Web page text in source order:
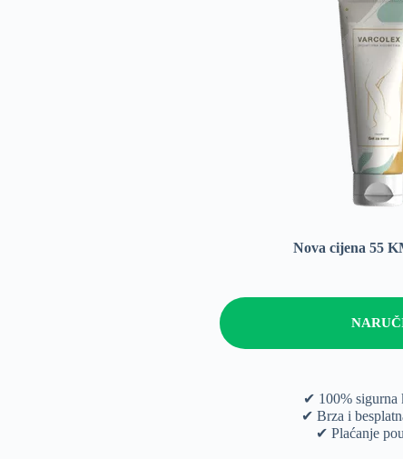
Nova cijena 55
✔ 100% sigurna
✔ Brza i
✔ Plaćanje